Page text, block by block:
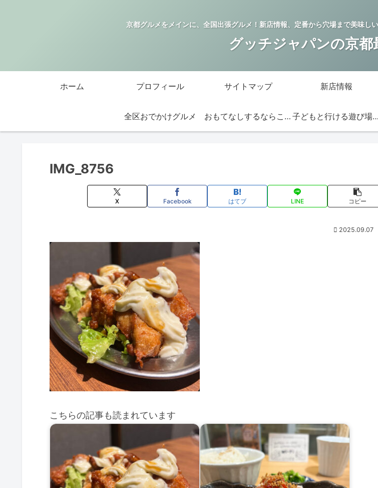
京都グルメをメインに、全国出張グルメ！新店情報、定番から穴場まで美味し
グッチジャパンの京都
ホーム プロフィール サイトマップ 新店情報
全区おでかけグルメ おもてなしするならこの店 子どもと行ける遊び場・お店
IMG_8756
X Facebook はてブ LINE コピー
2025.09.07
こちらの記事も読まれています